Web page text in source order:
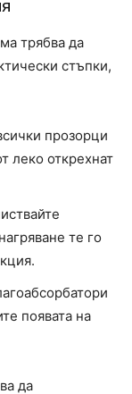
трябва да
стъпки,
прозорци
леко открехнат
те го
появата на
да